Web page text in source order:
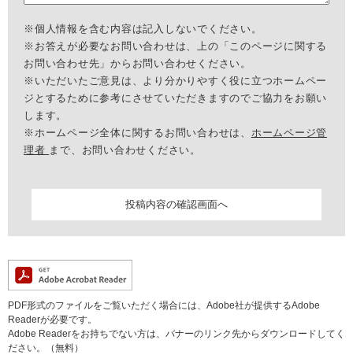
※個人情報を含む内容は記入しないでください。
※お答えが必要なお問い合わせは、上の「このページに関する
お問い合わせ先」からお問い合わせください。
※いただいたご意見は、より分かりやすく役に立つホームペー
ジとするために参考にさせていただきますのでご協力をお願い
します。
※ホームページ全体に関するお問い合わせは、 ホームページ管
理者 まで、お問い合わせください。
PDF形式のファイルをご覧いただく場合には、Adobe社が提供するAdobe
Readerが必要です。
Adobe Readerをお持ちでない方は、バナーのリンク先からダウンロードしてく
ださい。（無料）